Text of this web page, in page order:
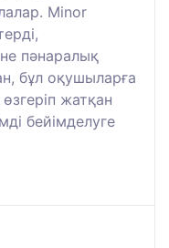
Minor
пәнаралық
бұл оқушыларға
жатқан
бейімделуге